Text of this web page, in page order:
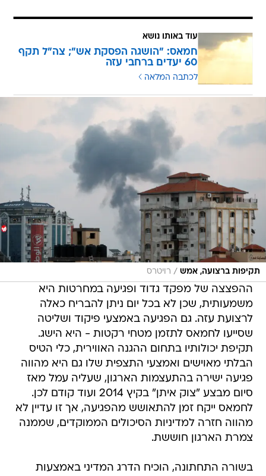
עוד באותו נושא
חמאס: "הושגה הפסקת אש"; צה"ל תקף
60 יעדים ברחבי עזה
לכתבה המלאה
תקיפות ברצועה, אמש / רויטרס
ההפצצה של מפקד גדוד ופגיעה במחרטות היא
משמעותית, שכן לא בכל יום ניתן להבריח כאלה
לרצועת עזה. גם הפגיעה באמצעי פיקוד ושליטה
שסייעו לחמאס לתזמן מטחי רקטות - היא הישג.
תקיפת יכולותיו בתחום ההגנה האווירית, כלי הטיס
הבלתי מאוישים ואמצעי התצפית שלו גם היא מהווה
פגיעה ישירה בהתעצמות הארגון, שעליה עמל מאז
סיום מבצע "צוק איתן" בקיץ 2014 ועוד קודם לכן.
לחמאס ייקח זמן להתאושש מהפגיעה, אך זו עדיין לא
מהווה חזרה למדיניות הסיכולים הממוקדים, שממנה
צמרת הארגון חוששת.
בשורה התחתונה, הוכיח הדרג המדיני באמצעות